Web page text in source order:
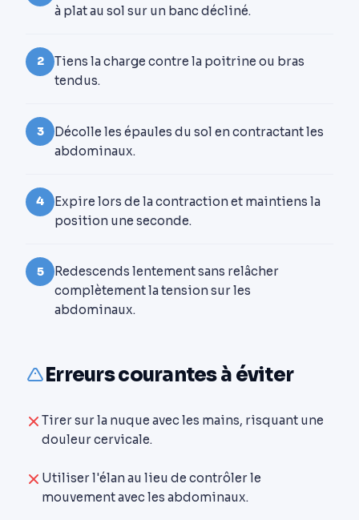
à plat au sol sur un banc décliné.
2
Tiens la charge contre la poitrine ou bras
tendus.
3
Décolle les épaules du sol en contractant les
abdominaux.
4
Expire lors de la contraction et maintiens la
position une seconde.
5
Redescends lentement sans relâcher
complètement la tension sur les
abdominaux.
Erreurs courantes à éviter
Tirer sur la nuque avec les mains, risquant une
douleur cervicale.
Utiliser l'élan au lieu de contrôler le
mouvement avec les abdominaux.